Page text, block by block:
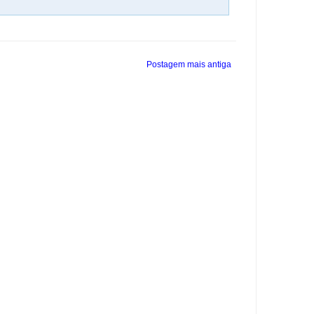
Postagem mais antiga